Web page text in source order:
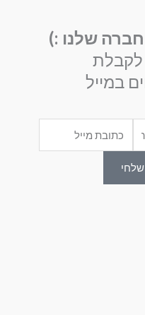
חברה שלנו :)
לקבלת
במייל
שלחי